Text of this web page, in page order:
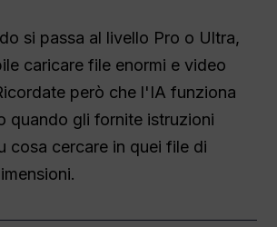
si passa al livello Pro o Ultra,
caricare file enormi e video
però che l'IA funziona
quando gli fornite istruzioni
cosa cercare in quei file di